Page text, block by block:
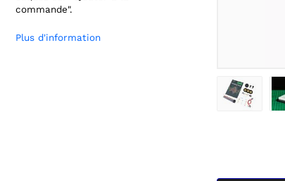
commande".
Plus d'information